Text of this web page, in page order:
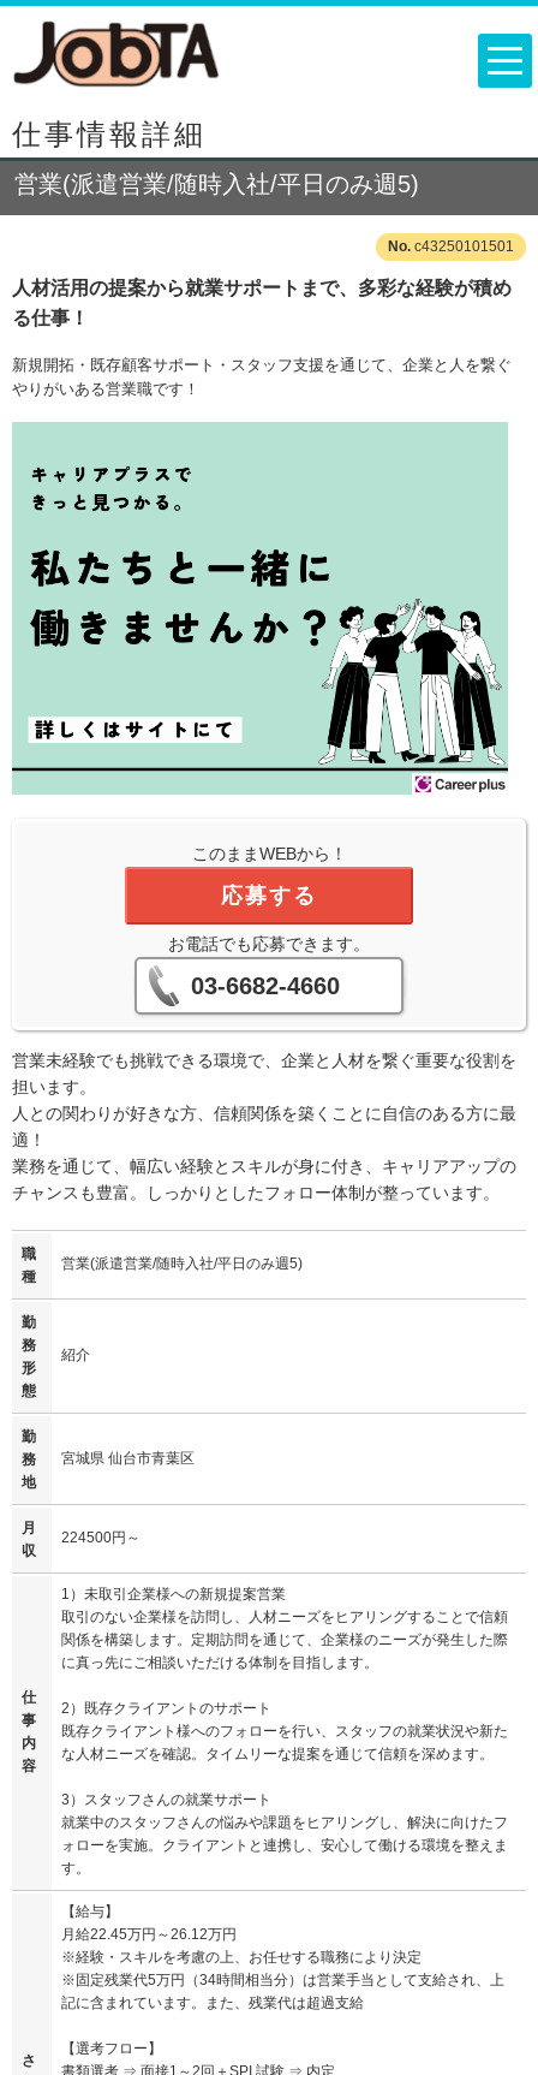
仕事情報詳細
営業(派遣営業/随時入社/平日のみ週5)
c43250101501
人材活用の提案から就業サポートまで、多彩な経験が積め
る仕事！
新規開拓・既存顧客サポート・スタッフ支援を通じて、企業と人を繋ぐ
やりがいある営業職です！
このままWEBから！
応募する
お電話でも応募できます。
03-6682-4660
営業未経験でも挑戦できる環境で、企業と人材を繋ぐ重要な役割を
担います。
人との関わりが好きな方、信頼関係を築くことに自信のある方に最
適！
業務を通じて、幅広い経験とスキルが身に付き、キャリアアップの
チャンスも豊富。しっかりとしたフォロー体制が整っています。
職
種
営業(派遣営業/随時入社/平日のみ週5)
勤
務
形
態
紹介
勤
務
地
宮城県 仙台市青葉区
月
収
224500円～
仕
事
内
容
1）未取引企業様への新規提案営業
取引のない企業様を訪問し、人材ニーズをヒアリングすることで信頼
関係を構築します。定期訪問を通じて、企業様のニーズが発生した際
に真っ先にご相談いただける体制を目指します。
2）既存クライアントのサポート
既存クライアント様へのフォローを行い、スタッフの就業状況や新た
な人材ニーズを確認。タイムリーな提案を通じて信頼を深めます。
3）スタッフさんの就業サポート
就業中のスタッフさんの悩みや課題をヒアリングし、解決に向けたフ
ォローを実施。クライアントと連携し、安心して働ける環境を整えま
す。
さ
【給与】
月給22.45万円～26.12万円
※経験・スキルを考慮の上、お任せする職務により決定
※固定残業代5万円（34時間相当分）は営業手当として支給され、上
記に含まれています。また、残業代は超過支給
【選考フロー】